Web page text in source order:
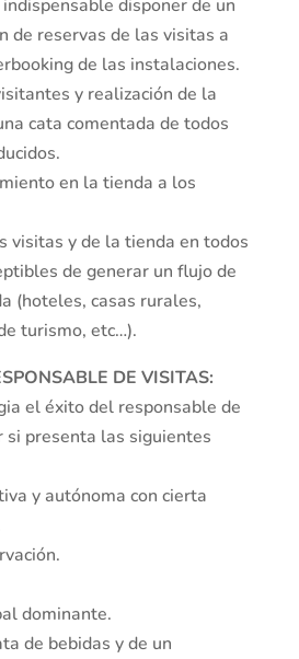
disponer de un
de reservas de las visitas a
de las instalaciones.
y realización de la
cata comentada de todos
en la tienda a los
visitas y de la tienda en todos
de generar un flujo de
(hoteles, casas rurales,
turismo, etc…).
DE VISITAS:
el éxito del responsable de
si presenta las siguientes
y autónoma con cierta
dominante.
de bebidas y de un